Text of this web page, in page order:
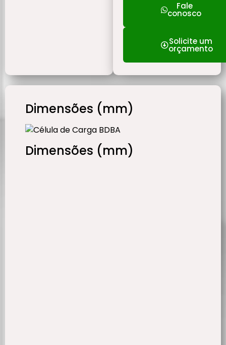
Fale
conosco
Solicite um
orçamento
Dimensões (mm)
Dimensões (mm)